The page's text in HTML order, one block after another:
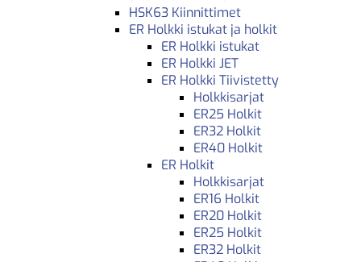
HSK63 Kiinnittimet
ER Holkki istukat ja holkit
ER Holkki istukat
ER Holkki JET
ER Holkki Tiivistetty
Holkkisarjat
ER25 Holkit
ER32 Holkit
ER40 Holkit
ER Holkit
Holkkisarjat
ER16 Holkit
ER20 Holkit
ER25 Holkit
ER32 Holkit